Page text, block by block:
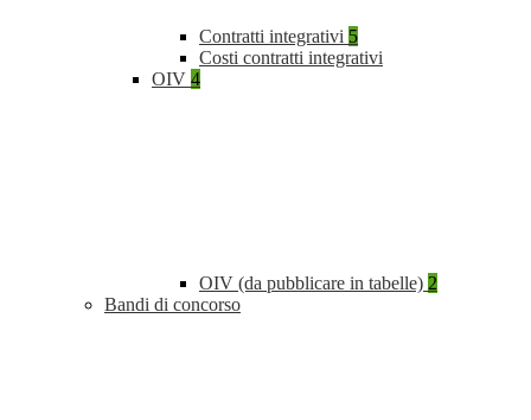
Contratti integrativi 5
Costi contratti integrativi
OIV 4
OIV (da pubblicare in tabelle) 2
Bandi di concorso